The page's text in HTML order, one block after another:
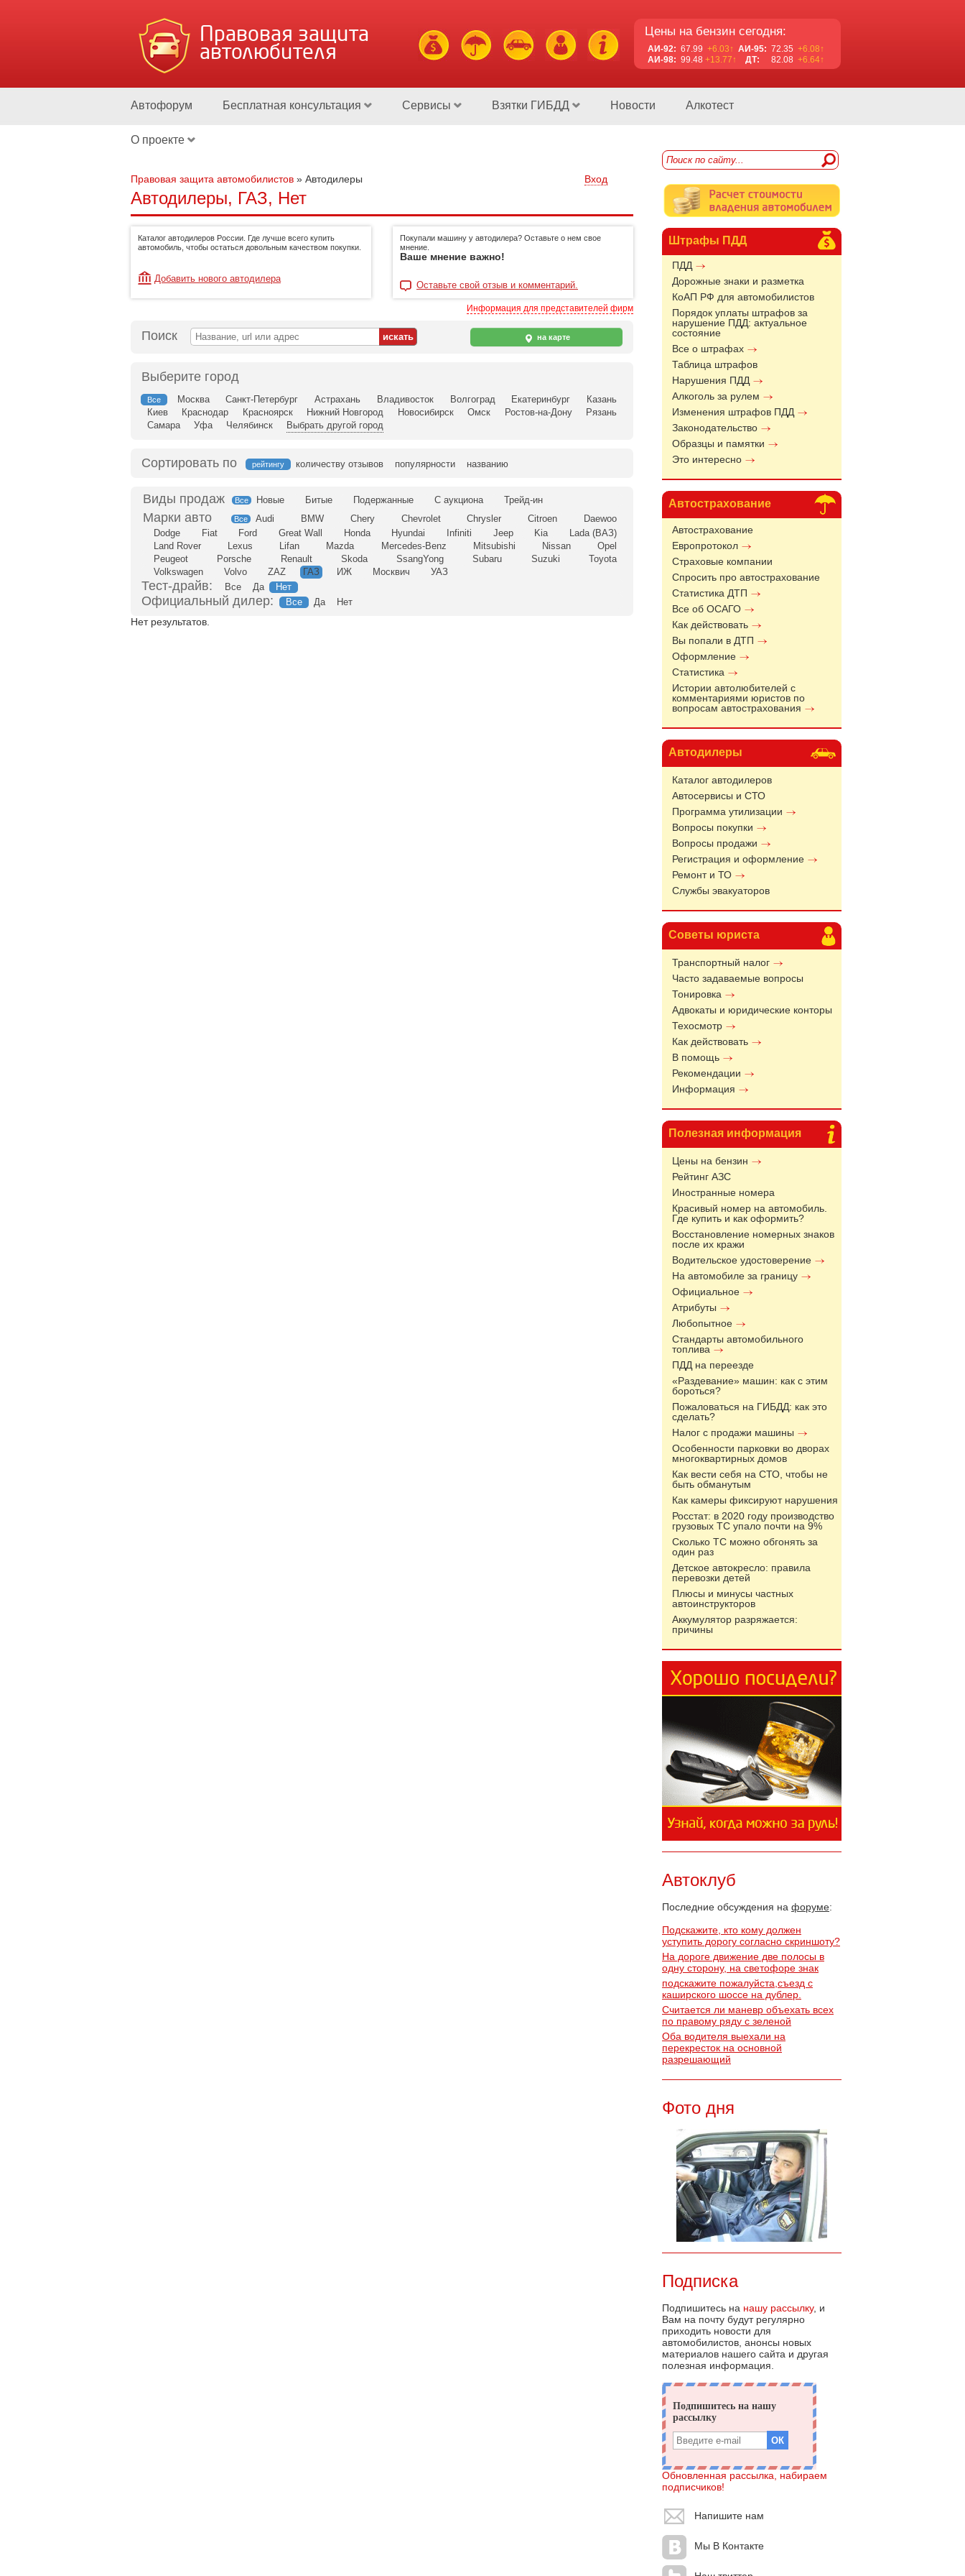
Правовая защита
автолюбителя
Цены на бензин сегодня:
АИ-92: 67.99 +6.03↑ АИ-95: 72.35 +6.08↑
АИ-98: 99.48 +13.77↑ ДТ: 82.08 +6.64↑
Автофорум Бесплатная консультация Сервисы Взятки ГИБДД Новости Алкотест
О проекте
Штрафы ПДД
ПДД
Дорожные знаки и разметка
КоАП РФ для автомобилистов
Порядок уплаты штрафов за
нарушение ПДД: актуальное
состояние
Все о штрафах
Таблица штрафов
Нарушения ПДД
Алкоголь за рулем
Изменения штрафов ПДД
Законодательство
Образцы и памятки
Это интересно
Автострахование
Автострахование
Европротокол
Страховые компании
Спросить про автострахование
Статистика ДТП
Все об ОСАГО
Как действовать
Вы попали в ДТП
Оформление
Статистика
Истории автолюбителей с
комментариями юристов по
вопросам автострахования
Автодилеры
Каталог автодилеров
Автосервисы и СТО
Программа утилизации
Вопросы покупки
Вопросы продажи
Регистрация и оформление
Ремонт и ТО
Службы эвакуаторов
Советы юриста
Транспортный налог
Часто задаваемые вопросы
Тонировка
Адвокаты и юридические конторы
Техосмотр
Как действовать
В помощь
Рекомендации
Информация
Полезная информация
Цены на бензин
Рейтинг АЗС
Иностранные номера
Красивый номер на автомобиль.
Где купить и как оформить?
Восстановление номерных знаков
после их кражи
Водительское удостоверение
На автомобиле за границу
Официальное
Атрибуты
Любопытное
Стандарты автомобильного
топлива
ПДД на переезде
«Раздевание» машин: как с этим
бороться?
Пожаловаться на ГИБДД: как это
сделать?
Налог с продажи машины
Особенности парковки во дворах
многоквартирных домов
Как вести себя на СТО, чтобы не
быть обманутым
Как камеры фиксируют нарушения
Росстат: в 2020 году производство
грузовых ТС упало почти на 9%
Сколько ТС можно обгонять за
один раз
Детское автокресло: правила
перевозки детей
Плюсы и минусы частных
автоинструкторов
Аккумулятор разряжается:
причины
Автоклуб
Последние обсуждения на форуме:
Подскажите, кто кому должен
уступить дорогу согласно скриншоту?
На дороге движение две полосы в
одну сторону, на светофоре знак
подскажите пожалуйста,съезд с
каширского шоссе на дублер.
Считается ли маневр объехать всех
по правому ряду с зеленой
Оба водителя выехали на
перекресток на основной
разрешающий
Фото дня
Подписка
Подпишитесь на нашу рассылку, и
Вам на почту будут регулярно
приходить новости для
автомобилистов, анонсы новых
материалов нашего сайта и другая
полезная информация.
Обновленная рассылка, набираем
подписчиков!
Напишите нам
Мы В Контакте
Правовая защита автомобилистов » Автодилеры Вход
Автодилеры, ГАЗ, Нет
Каталог автодилеров России. Где лучше всего купить
автомобиль, чтобы остаться довольным качеством покупки.
Добавить нового автодилера
Покупали машину у автодилера? Оставьте о нем свое
мнение.
Ваше мнение важно!
Оставьте свой отзыв и комментарий.
Информация для представителей фирм
Поиск на карте
Выберите город
Все Москва Санкт-Петербург Астрахань Владивосток Волгоград Екатеринбург
Казань
Киев
Краснодар Красноярск Нижний Новгород Новосибирск Омск Ростов-на-Дону
Рязань
Самара
Уфа Челябинск Выбрать другой город
Сортировать по рейтингу количеству отзывов популярности названию
Все Новые Битые Подержанные С аукциона Трейд-ин
Все Audi BMW Chery Chevrolet Chrysler Citroen
Daewoo
Dodge
Fiat Ford Great Wall Honda Hyundai Infiniti Jeep Kia
Lada (ВАЗ)
Land Rover
Lexus Lifan Mazda Mercedes-Benz Mitsubishi Nissan
Opel
Peugeot
Porsche Renault Skoda SsangYong Subaru Suzuki
Toyota
Volkswagen
Volvo ZAZ ГАЗ ИЖ Москвич УАЗ
Тест-драйв: Все Да Нет
Официальный дилер: Все Да Нет
Нет результатов.